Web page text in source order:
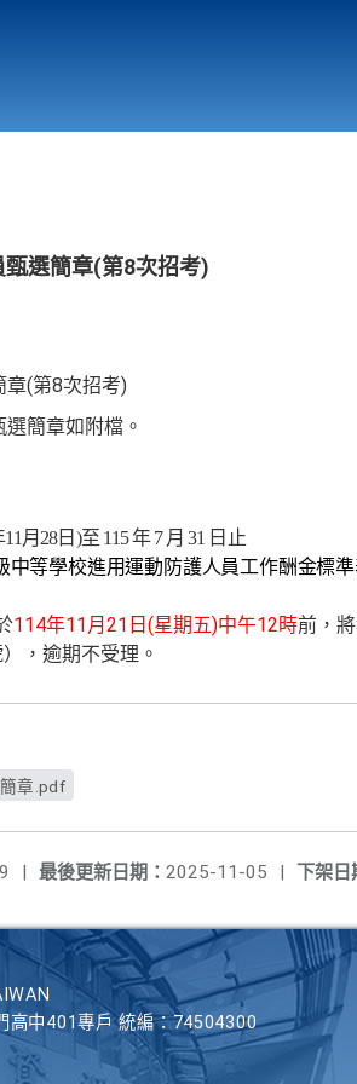
甄選簡章(第8次招考)
章(第8次招考)
簡章如附檔。
11 月 28日 )至 115年 7 月 31 日止
等學校進用運動防護人員工作酬金標準
114年11 月 21 日 (星期五)中午12時前，
，逾期不受理。
章.pdf
下架日
最後更新日期： 2025-11-05 |
|
高中401專戶 統編：74504300